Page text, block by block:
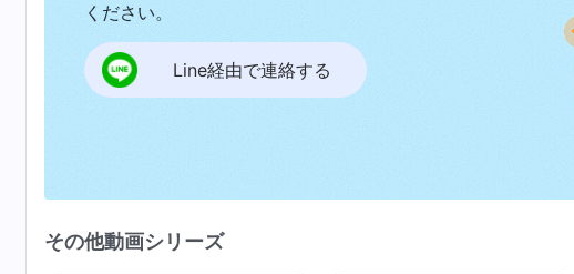
ください。
Line経由で連絡する
その他動画シリーズ